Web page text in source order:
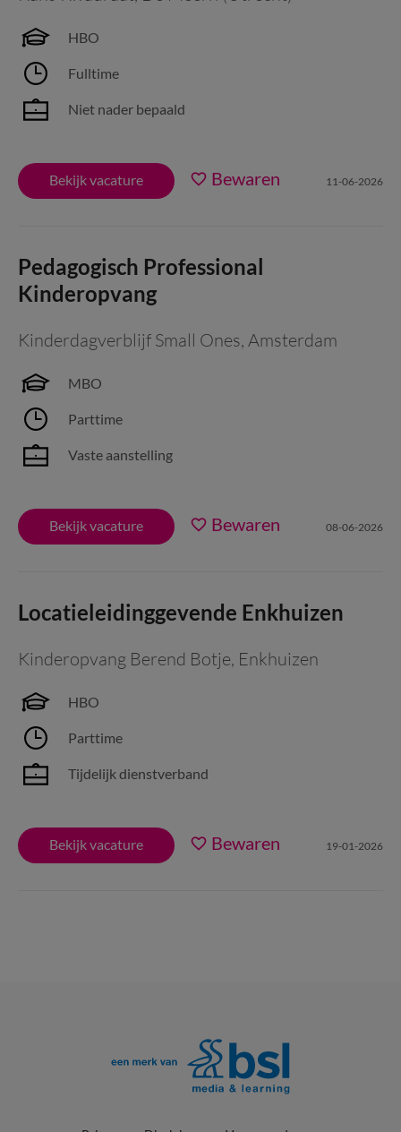
HBO
Fulltime
Niet nader bepaald
Bekijk vacature Bewaren 11-06-2026
Pedagogisch Professional
Kinderopvang
Kinderdagverblijf Small Ones, Amsterdam
MBO
Parttime
Vaste aanstelling
Bekijk vacature Bewaren 08-06-2026
Locatieleidinggevende Enkhuizen
Kinderopvang Berend Botje, Enkhuizen
HBO
Parttime
Tijdelijk dienstverband
Bekijk vacature Bewaren 19-01-2026